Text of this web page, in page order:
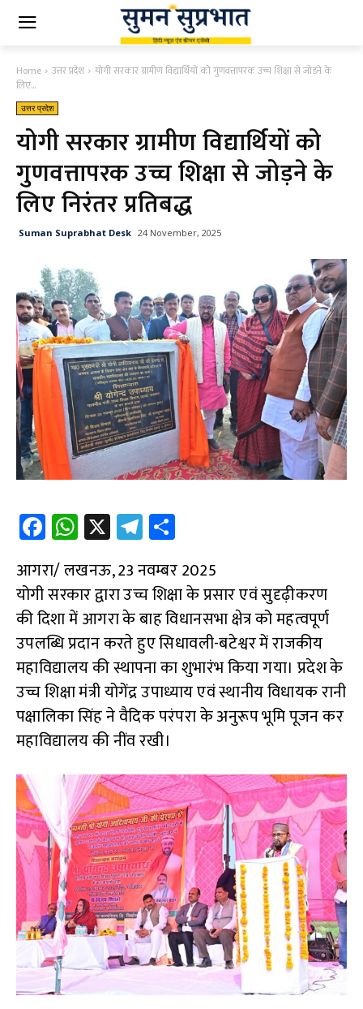
Home उत्तर प्रदेश
योगी सरकार ग्रामीण विद्यार्थियों को गुणवत्तापरक उच्च शिक्षा से जोड़ने के
लिए...
उत्तर प्रदेश
योगी सरकार ग्रामीण विद्यार्थियों को
गुणवत्तापरक उच्च शिक्षा से जोड़ने के
लिए निरंतर प्रतिबद्ध
Suman Suprabhat Desk 24 November, 2025
Fa
ce
b
o
o
k
W
h
at
s
A
p
p
X Te
le
gr
a
m
ar
e
आगरा/ लखनऊ, 23 नवम्बर 2025
योगी सरकार द्वारा उच्च शिक्षा के प्रसार एवं सुदृढ़ीकरण
की दिशा में आगरा के बाह विधानसभा क्षेत्र को महत्वपूर्ण
उपलब्धि प्रदान करते हुए सिधावली-बटेश्वर में राजकीय
महाविद्यालय की स्थापना का शुभारंभ किया गया। प्रदेश के
उच्च शिक्षा मंत्री योगेंद्र उपाध्याय एवं स्थानीय विधायक रानी
पक्षालिका सिंह ने वैदिक परंपरा के अनुरूप भूमि पूजन कर
महाविद्यालय की नींव रखी।